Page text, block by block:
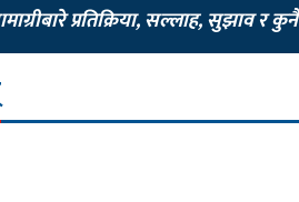
प्रतिक्रिया, सल्लाह, सुझाव र